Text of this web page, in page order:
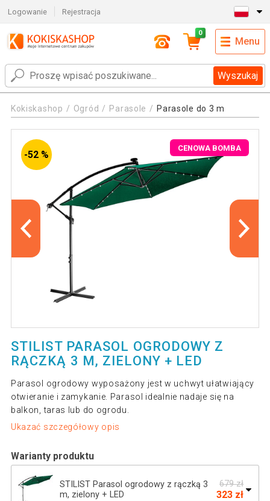
Logowanie Rejestracja
Wyszukaj
0
Menu
Kokiskashop Ogród Parasole Parasole do 3 m
-52 %
CENOWA BOMBA
STILIST PARASOL OGRODOWY Z
RĄCZKĄ 3 M, ZIELONY + LED
Parasol ogrodowy wyposażony jest w uchwyt ułatwiający
otwieranie i zamykanie. Parasol idealnie nadaje się na
balkon, taras lub do ogrodu.
Ukazać szczegółowy opis
Warianty produktu
STILIST Parasol ogrodowy z rączką 3
m, zielony + LED
679 zł
323 zł